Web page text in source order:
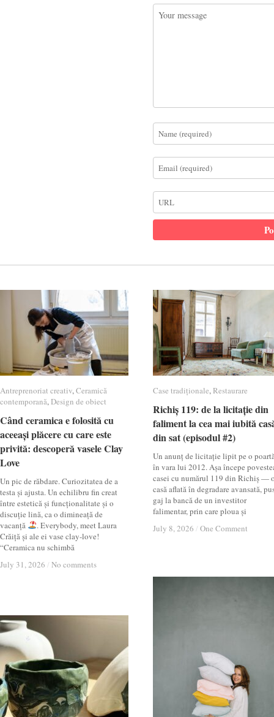
Antreprenoriat creativ,Ceramică
contemporană,Design de obiect
Când ceramica e folosită cu
aceeași plăcere cu care este
privită: descoperă vasele Clay
Love
Un pic de răbdare. Curiozitatea de a
testa și ajusta. Un echilibru fin creat
între estetică și funcționalitate și o
discuție lină, ca o dimineață de
vacanță
. Everybody, meet Laura
Crăiță și ale ei vase clay-love!
“Ceramica nu schimbă
July 31, 2026 / No comments
Antreprenoriat creativ Ceramică
contemporană Design de obiect
Când ceramica e folosită cu
aceeași plăcere cu care este
privită: descoperă vasele Clay
Love
July 31, 2026 / No comments
Case tradiționale,Restaurare
Richiș 119: de la licitație din
faliment la cea mai iubită
din sat (episodul #2)
Un anunț de licitație lipit pe o
în vara lui 2012. Așa începe
casei cu numărul 119 din Richiș —
casă aflată în degradare avansată,
gaj la bancă de un investitor
falimentar, prin care ploua și
July 8, 2026 / One Comment
Case tradiționale Restaurare
Richiș 119: de la licitație din
faliment la cea mai iubită
din sat (episodul #2)
July 8, 2026 / One Comment